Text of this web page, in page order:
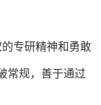
专研精神和勇敢
常规，善于通过